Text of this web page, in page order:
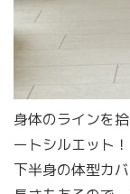
身体のラインを
ートシルエット！
下半身の体型カ